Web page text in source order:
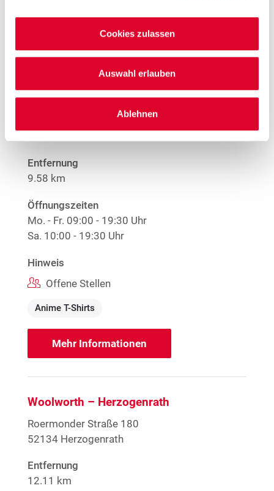
Cookies zulassen
Auswahl erlauben
Ablehnen
Mehr Informationen
Woolworth – Aachen
Entfernung
9.58 km
Öffnungszeiten
Mo. - Fr. 09:00 - 19:30 Uhr
Sa. 10:00 - 19:30 Uhr
Hinweis
Offene Stellen
Anime T-Shirts
Mehr Informationen
Woolworth – Herzogenrath
Roermonder Straße 180
52134 Herzogenrath
Entfernung
12.11 km